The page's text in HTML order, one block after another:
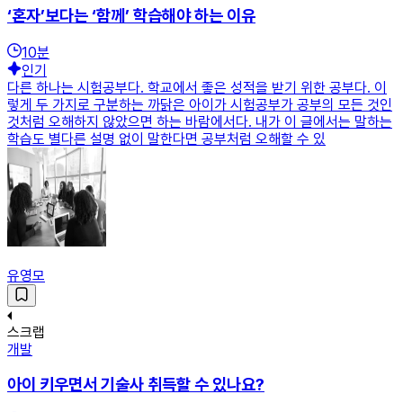
‘혼자’보다는 ‘함께’ 학습해야 하는 이유
10분
인기
다른 하나는 시험공부다. 학교에서 좋은 성적을 받기 위한 공부다. 이
렇게 두 가지로 구분하는 까닭은 아이가 시험공부가 공부의 모든 것인
것처럼 오해하지 않았으면 하는 바람에서다. 내가 이 글에서는 말하는
학습도 별다른 설명 없이 말한다면 공부처럼 오해할 수 있
유영모
스크랩
개발
아이 키우면서 기술사 취득할 수 있나요?